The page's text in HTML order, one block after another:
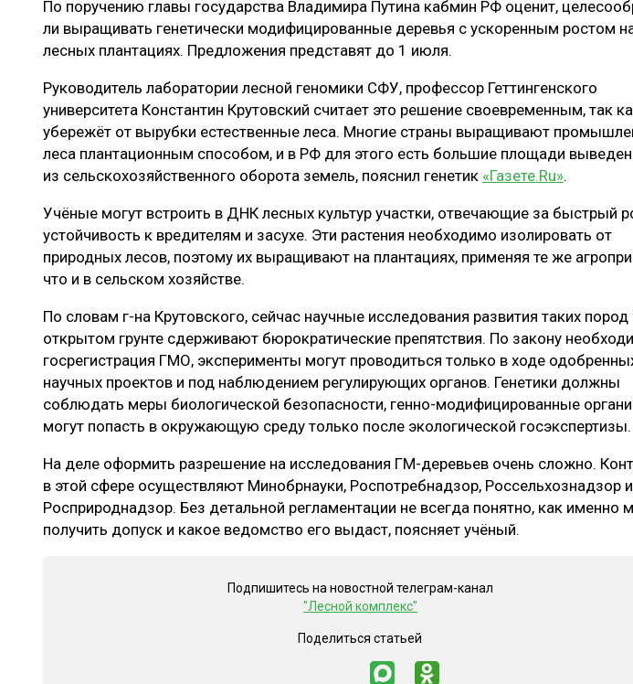
ЛЕСОВОССТАНОВЛЕНИЕ И ЗАЩИТА
ЦБП
СУШКА ДРЕВЕСИНЫ
МЕБЕЛЬНОЕ ПРОИЗВОДСТВО
ЭКСПЕРТНОЕ МНЕНИЕ
По поручению главы государства Владимира Путина кабмин РФ оценит,
ли выращивать генетически модифицированные деревья с ускоренным ростом
лесных плантациях. Предложения представят до 1 июля.
Руководитель лаборатории лесной геномики СФУ, профессор Геттингенского
университета Константин Крутовский считает это решение своевременным, так
убережёт от вырубки естественные леса. Многие страны выращивают
леса плантационным способом, и в РФ для этого есть большие площади
из сельскохозяйственного оборота земель, пояснил генетик «Газете.Ru».
Учёные могут встроить в ДНК лесных культур участки, отвечающие за быстрый
устойчивость к вредителям и засухе. Эти растения необходимо изолировать от
природных лесов, поэтому их выращивают на плантациях, применяя те же
что и в сельском хозяйстве.
По словам г-на Крутовского, сейчас научные исследования развития таких пород
открытом грунте сдерживают бюрократические препятствия. По закону
госрегистрация ГМО, эксперименты могут проводиться только в ходе
научных проектов и под наблюдением регулирующих органов. Генетики должны
соблюдать меры биологической безопасности, генно-модифицированные
могут попасть в окружающую среду только после экологической госэкспертизы.
На деле оформить разрешение на исследования ГМ-деревьев очень сложно.
в этой сфере осуществляют Минобрнауки, Роспотребнадзор, Россельхознадзор и
Росприроднадзор. Без детальной регламентации не всегда понятно, как именно
получить допуск и какое ведомство его выдаст, поясняет учёный.
Подпишитесь на новостной телеграм-канал
"Лесной комплекс"
Поделиться статьей